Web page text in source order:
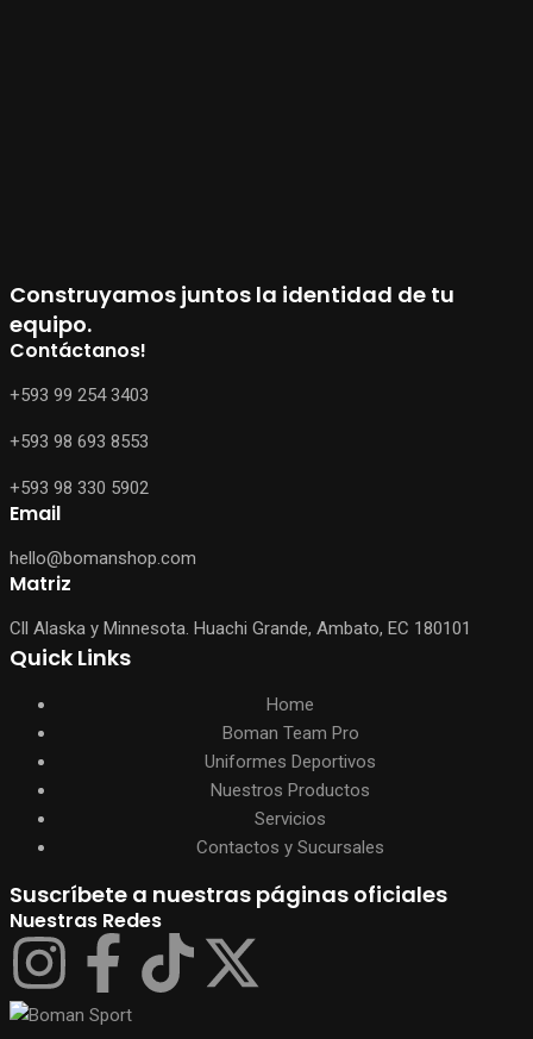
Construyamos juntos la identidad de tu
equipo.
Contáctanos!
+593 99 254 3403
+593 98 693 8553
+593 98 330 5902
Email
hello@bomanshop.com
Matriz
Cll Alaska y Minnesota. Huachi Grande, Ambato, EC 180101
Quick Links
Home
Boman Team Pro
Uniformes Deportivos
Nuestros Productos
Servicios
Contactos y Sucursales
Suscríbete a nuestras páginas oficiales
Nuestras Redes